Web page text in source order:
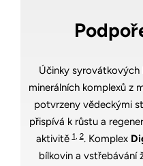
Účinky syrovátkových
minerálních komplexů z
potvrzeny vědeckými
přispívá k růstu a
aktivitě1 2. Komplex
bílkovin a vstřebávání